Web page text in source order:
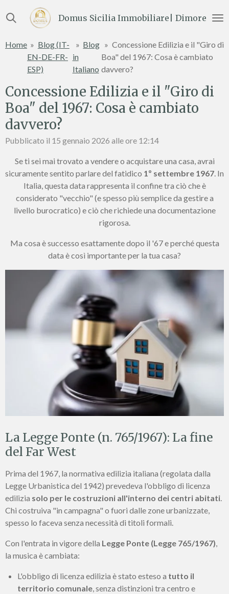
al
principale
Domus Sicilia Immobiliare| Dimore e
Home » Blog (IT-
EN-DE-FR-
ESP)
» Blog
in
Italiano
» Concessione Edilizia e il "Giro di
Boa" del 1967: Cosa è cambiato
davvero?
Concessione Edilizia e il "Giro di
Boa" del 1967: Cosa è cambiato
davvero?
Pubblicato il 15 gennaio 2026 alle ore 12:14
Se ti sei mai trovato a vendere o acquistare una casa, avrai
sicuramente sentito parlare del fatidico 1º settembre 1967 . In
Italia, questa data rappresenta il confine tra ciò che è
considerato "vecchio" (e spesso più semplice da gestire a
livello burocratico) e ciò che richiede una documentazione
rigorosa.
Ma cosa è successo esattamente dopo il '67 e perché questa
data è così importante per la tua casa?
La Legge Ponte (n. 765/1967): La fine
del Far West
Prima del 1967, la normativa edilizia italiana (regolata dalla
Legge Urbanistica del 1942) prevedeva l'obbligo di licenza
edilizia solo per le costruzioni all'interno dei centri abitati.
Chi costruiva "in campagna" o fuori dalle zone urbanizzate,
spesso lo faceva senza necessità di titoli formali.
Con l'entrata in vigore della Legge Ponte (Legge 765/1967),
la musica è cambiata:
L'obbligo di licenza edilizia è stato esteso a tutto il
territorio comunale, senza distinzioni tra centro e